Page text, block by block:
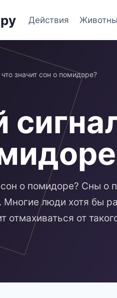
Действия
значит сон о помидоре?
о помидоре? Сны о
люди хотя бы
отмахиваться от